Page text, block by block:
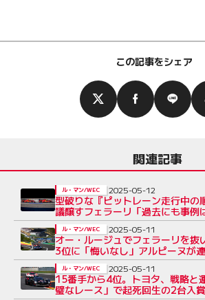
この記事をシェア
関連記事
型破りな『ピットレーン走行中の
議醸すフェラーリ「過去にも事例
ル・マン/WEC 2025-05-12
オー・ルージュでフェラーリを抜
3位に「悔いなし」アルピーヌが
ル・マン/WEC 2025-05-11
15番手から4位。トヨタ、戦略と
璧なレース」で起死回生の2台入
ル・マン/WEC 2025-05-11